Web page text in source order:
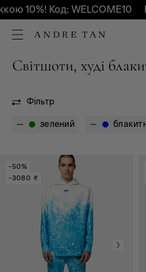
10%! Код: WELCOME10
Світшоти, худі
Фільтр
Всі
зелений
-50%
-3080 ₴